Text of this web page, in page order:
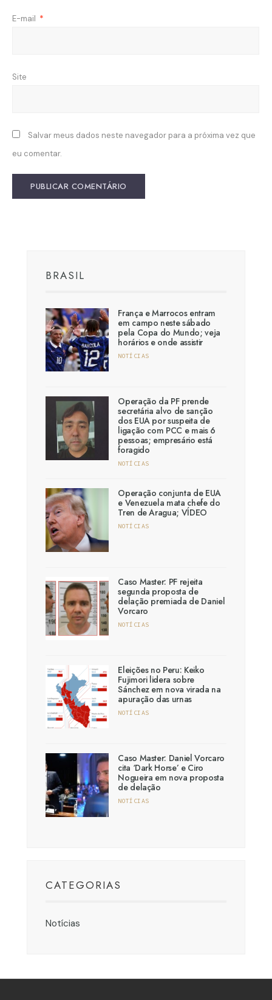
E-mail *
Site
Salvar meus dados neste navegador para a próxima vez que
eu comentar.
BRASIL
França e Marrocos entram
em campo neste sábado
pela Copa do Mundo; veja
horários e onde assistir
NOTÍCIAS
Operação da PF prende
secretária alvo de sanção
dos EUA por suspeita de
ligação com PCC e mais 6
pessoas; empresário está
foragido
NOTÍCIAS
Operação conjunta de EUA
e Venezuela mata chefe do
Tren de Aragua; VÍDEO
NOTÍCIAS
Caso Master: PF rejeita
segunda proposta de
delação premiada de Daniel
Vorcaro
NOTÍCIAS
Eleições no Peru: Keiko
Fujimori lidera sobre
Sánchez em nova virada na
apuração das urnas
NOTÍCIAS
Caso Master: Daniel Vorcaro
cita ‘Dark Horse’ e Ciro
Nogueira em nova proposta
de delação
NOTÍCIAS
CATEGORIAS
Notícias